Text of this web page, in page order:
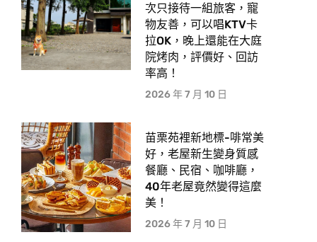
次只接待一組旅客，寵
物友善，可以唱KTV卡
拉OK，晚上還能在大庭
院烤肉，評價好、回訪
率高！
2026 年 7 月 10 日
苗栗苑裡新地標-啡常美
好，老屋新生變身質感
餐廳、民宿、咖啡廳，
40年老屋竟然變得這麼
美！
2026 年 7 月 10 日